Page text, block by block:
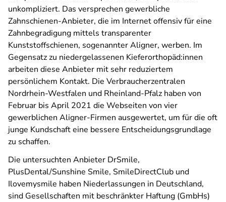
unkompliziert. Das versprechen gewerbliche
Zahnschienen-Anbieter, die im Internet offensiv für eine
Zahnbegradigung mittels transparenter
Kunststoffschienen, sogenannter Aligner, werben. Im
Gegensatz zu niedergelassenen Kieferorthopäd:innen
arbeiten diese Anbieter mit sehr reduziertem
persönlichem Kontakt. Die Verbraucherzentralen
Nordrhein-Westfalen und Rheinland-Pfalz haben von
Februar bis April 2021 die Webseiten von vier
gewerblichen Aligner-Firmen ausgewertet, um für die oft
junge Kundschaft eine bessere Entscheidungsgrundlage
zu schaffen.
Die untersuchten Anbieter DrSmile,
PlusDental/Sunshine Smile, SmileDirectClub und
Ilovemysmile haben Niederlassungen in Deutschland,
sind Gesellschaften mit beschränkter Haftung (GmbHs)